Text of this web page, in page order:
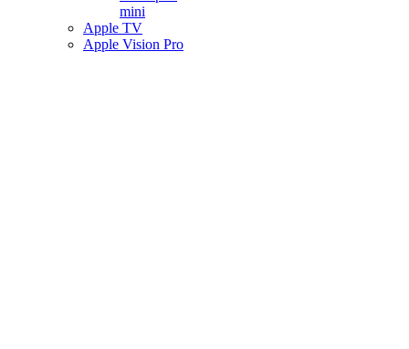
mini
Apple TV
Apple Vision Pro